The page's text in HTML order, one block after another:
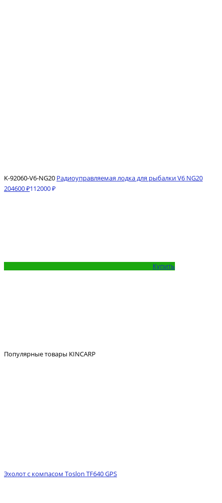
K-92060-V6-NG20 Радиоуправляемая лодка для рыбалки V6 NG20
204600 ₽112000 ₽
Купить
Популярные товары KINCARP
Эхолот с компасом Toslon TF640 GPS